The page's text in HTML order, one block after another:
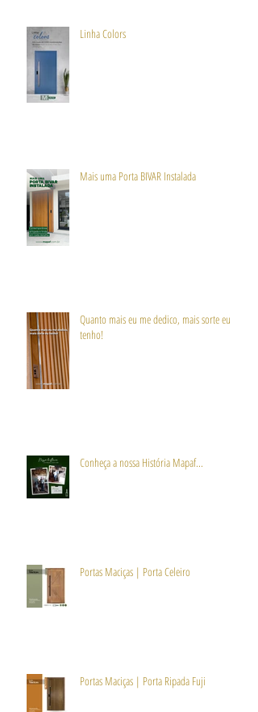
Linha Colors
Mais uma Porta BIVAR Instalada
Quanto mais eu me dedico, mais sorte eu
tenho!
Conheça a nossa História Mapaf...
Portas Maciças | Porta Celeiro
Portas Maciças | Porta Ripada Fuji